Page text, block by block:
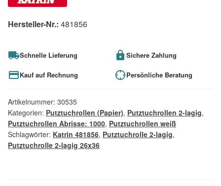
Hersteller-Nr.: 481856
Schnelle Lieferung Sichere Zahlung
Kauf auf Rechnung Persönliche Beratung
Artikelnummer: 30535
Kategorien: Putztuchrollen (Papier), Putztuchrollen 2-lagig,
Putztuchrollen Abrisse: 1000, Putztuchrollen weiß
Schlagwörter: Katrin 481856, Putztuchrolle 2-lagig,
Putztuchrolle 2-lagig 26x36